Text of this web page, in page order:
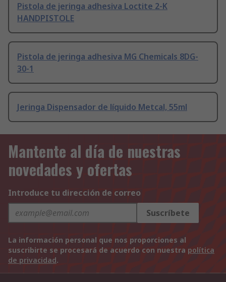
Pistola de jeringa adhesiva Loctite 2-K
HANDPISTOLE
Pistola de jeringa adhesiva MG Chemicals 8DG-
30-1
Jeringa Dispensador de líquido Metcal, 55ml
Mantente al día de nuestras
novedades y ofertas
Introduce tu dirección de correo
Suscríbete
La información personal que nos proporciones al
suscribirte se procesará de acuerdo con nuestra política
de privacidad.